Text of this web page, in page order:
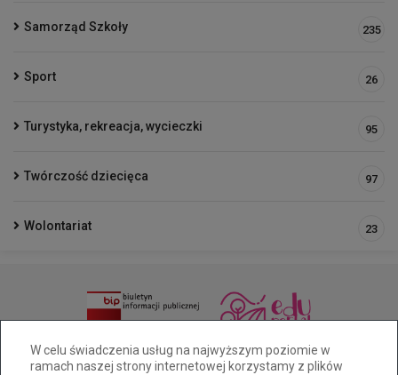
W celu świadczenia usług na najwyższym poziomie w
ramach naszej strony internetowej korzystamy z plików
Samorząd Szkoły 235
Sport 26
Turystyka, rekreacja, wycieczki 95
Twórczość dziecięca 97
Wolontariat 23
(33 )81 6-49-65/515-228-461